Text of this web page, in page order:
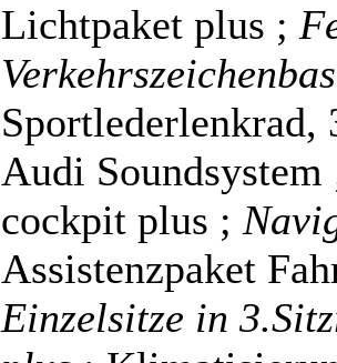
Lichtpaket plus ;
Sportlederlenkrad,
Audi
cockpit plus ;
Assistenzpaket
Einzelsitze in